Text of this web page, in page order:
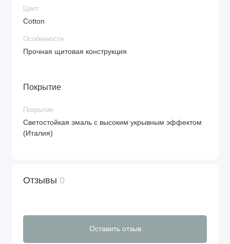
Цвет
Cotton
Особенности
Прочная щитовая конструкция
Покрытие
Покрытие
Светостойкая эмаль с высоким укрывным эффектом
(Италия)
Отзывы 0
Оставить отзыв